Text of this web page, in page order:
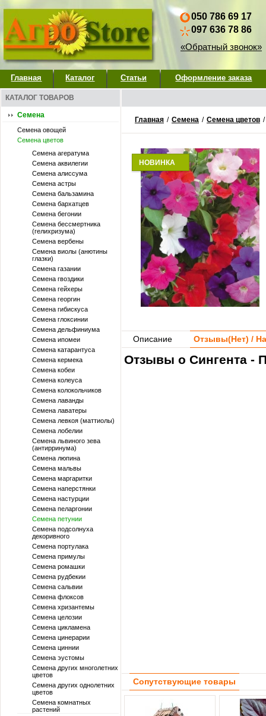
050 786 69 17
097 636 78 86
«Обратный звонок»
Главная Каталог Статьи Оформление заказа
КАТАЛОГ ТОВАРОВ
Семена
Семена овощей
Семена цветов
Семена агератума
Семена аквилегии
Семена алиссума
Семена астры
Семена бальзамина
Семена бархатцев
Семена бегонии
Семена бессмертника
(гелихризума)
Семена вербены
Семена виолы (анютины
глазки)
Семена газании
Семена гвоздики
Семена гейхеры
Семена георгин
Семена гибискуса
Семена глоксинии
Семена дельфиниума
Семена ипомеи
Семена катарантуса
Семена кермека
Семена кобеи
Семена колеуса
Семена колокольчиков
Семена лаванды
Семена лаватеры
Семена левкоя (маттиолы)
Семена лобелии
Семена львиного зева
(антирринума)
Семена люпина
Семена мальвы
Семена маргаритки
Семена наперстянки
Семена настурции
Семена пеларгонии
Семена петунии
Семена подсолнуха
декоривного
Семена портулака
Семена примулы
Семена ромашки
Семена рудбекии
Семена сальвии
Семена флоксов
Семена хризантемы
Семена целозии
Семена цикламена
Семена цинерарии
Семена циннии
Семена эустомы
Семена других многолетних
цветов
Семена других однолетних
цветов
Семена комнатных
растений
Главная / Семена / Семена цветов /
НОВИНКА
Описание Отзывы(Нет) /
Отзывы о Сингента -
Сопутствующие товары